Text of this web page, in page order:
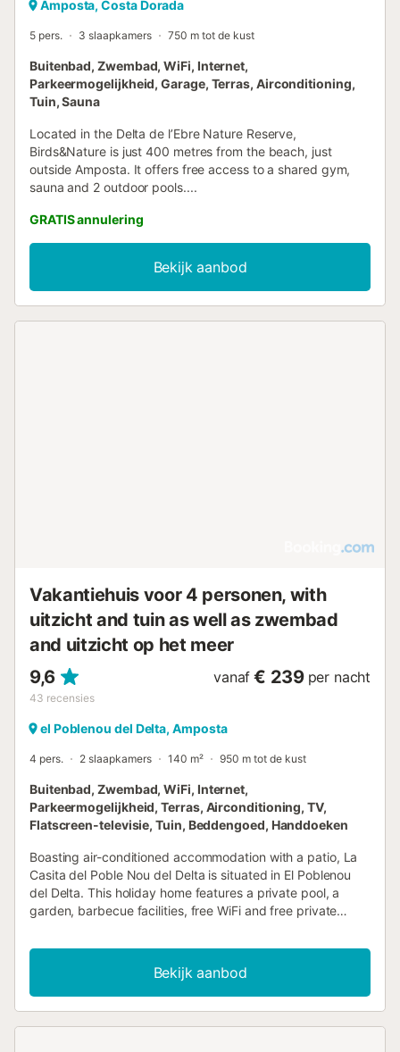
Amposta, Costa Dorada
5 pers. 3 slaapkamers 750 m tot de kust
Buitenbad, Zwembad, WiFi, Internet,
Parkeermogelijkheid, Garage, Terras, Airconditioning,
Tuin, Sauna
Located in the Delta de l’Ebre Nature Reserve,
Birds&Nature is just 400 metres from the beach, just
outside Amposta. It offers free access to a shared gym,
sauna and 2 outdoor pools....
GRATIS annulering
Bekijk aanbod
Vakantiehuis voor 4 personen, with
uitzicht and tuin as well as zwembad
and uitzicht op het meer
9,6
43 recensies
vanaf € 239 per nacht
el Poblenou del Delta, Amposta
4 pers. 2 slaapkamers 140 m² 950 m tot de kust
Buitenbad, Zwembad, WiFi, Internet,
Parkeermogelijkheid, Terras, Airconditioning, TV,
Flatscreen-televisie, Tuin, Beddengoed, Handdoeken
Boasting air-conditioned accommodation with a patio, La
Casita del Poble Nou del Delta is situated in El Poblenou
del Delta. This holiday home features a private pool, a
garden, barbecue facilities, free WiFi and free private
Bekijk aanbod